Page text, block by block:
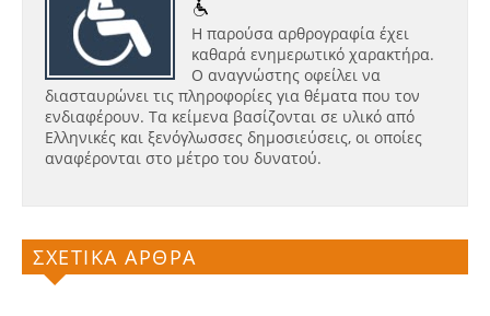
Η παρούσα αρθρογραφία έχει
καθαρά ενημερωτικό χαρακτήρα.
Ο αναγνώστης οφείλει να
διασταυρώνει τις πληροφορίες για θέματα που τον
ενδιαφέρουν. Τα κείμενα βασίζονται σε υλικό από
Ελληνικές και ξενόγλωσσες δημοσιεύσεις, οι οποίες
αναφέρονται στο μέτρο του δυνατού.
ΣΧΕΤΙΚΑ ΑΡΘΡΑ